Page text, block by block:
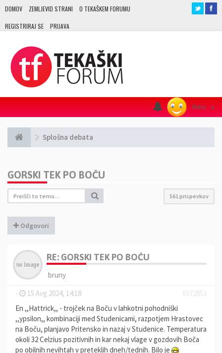
DOMOV ZEMLJEVID STRANI O TEKAŠKEM FORUMU
REGISTRIRAJ SE PRIJAVA
Menu ≡
Splošna debata
GORSKI TEK PO BOČU
561 prispevkov
Odgovori
RE: GORSKI TEK PO BOČU
bruny
-
15 Avg 2024, 14:18
#372853
En ,,Hattrick,, - trojček na Boču v lahkotni pohodniški
,,ypsilon,, kombinaciji med Studenicami, razpotjem Hrastovec
na Boču, planjavo Pritensko in nazaj v Studenice. Temperatura
okoli 32 Celzius pozitivnih in kar nekaj vlage v gozdovih Boča
po obilnih nevihtah v preteklih dneh/tednih. Bilo je